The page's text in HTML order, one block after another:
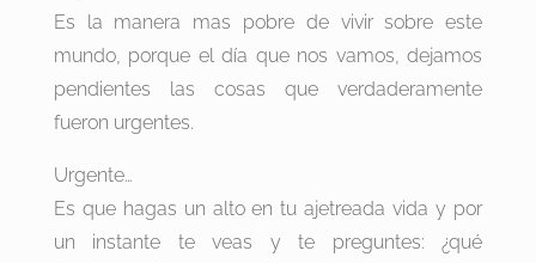
Es la manera mas pobre de vivir sobre este
mundo, porque el día que nos vamos, dejamos
pendientes las cosas que verdaderamente
fueron urgentes.
Urgente…
Es que hagas un alto en tu ajetreada vida y por
un instante te veas y te preguntes: ¿qué